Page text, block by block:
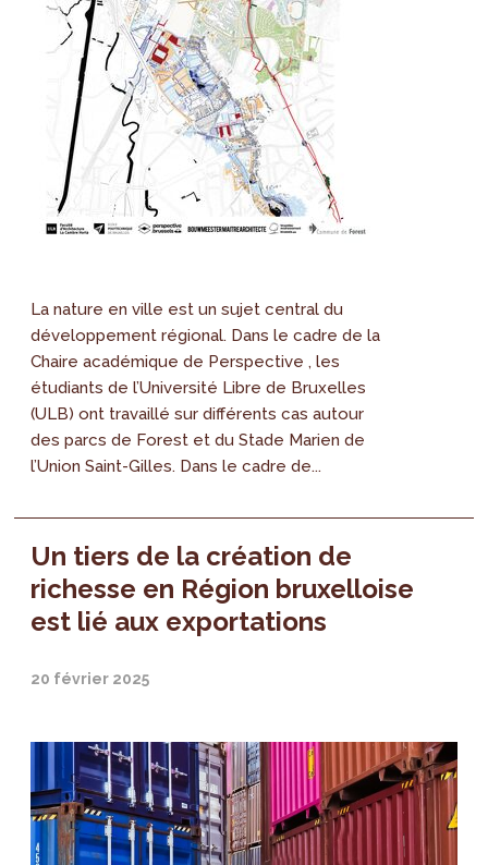
La nature en ville est un sujet central du
développement régional. Dans le cadre de la
Chaire académique de Perspective , les
étudiants de l’Université Libre de Bruxelles
(ULB) ont travaillé sur différents cas autour
des parcs de Forest et du Stade Marien de
l’Union Saint-Gilles. Dans le cadre de...
Un tiers de la création de
richesse en Région bruxelloise
est lié aux exportations
20 février 2025